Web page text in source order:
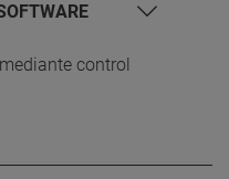
control
puesta en